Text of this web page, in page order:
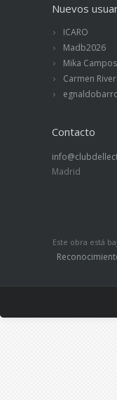
Nuevos
ICARO
Madb2026
Mika Campos
Carmen
Contacto
Madrid
Este obra está